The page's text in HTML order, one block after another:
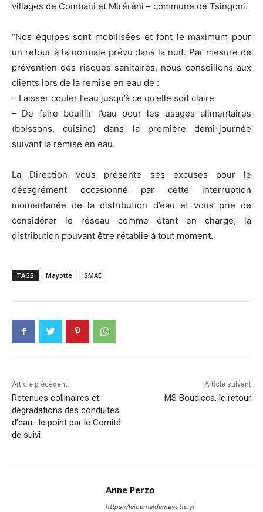
villages de Combani et Miréréni – commune de Tsingoni.
“Nos équipes sont mobilisées et font le maximum pour
un retour à la normale prévu dans la nuit. Par mesure de
prévention des risques sanitaires, nous conseillons aux
clients lors de la remise en eau de :
– Laisser couler l’eau jusqu’à ce qu’elle soit claire
– De faire bouillir l’eau pour les usages alimentaires
(boissons, cuisine) dans la première demi-journée
suivant la remise en eau.
La Direction vous présente ses excuses pour le
désagrément occasionné par cette interruption
momentanée de la distribution d’eau et vous prie de
considérer le réseau comme étant en charge, la
distribution pouvant être rétablie à tout moment.
TAGS Mayotte SMAE
Article précédent
Retenues collinaires et
dégradations des conduites
d’eau : le point par le Comité
de suivi
Article suivant
MS Boudicca, le retour
Anne Perzo
https://lejournaldemayotte.yt